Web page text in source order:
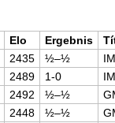
Elo Ergebnis
2435 ½–½
IM
2489 1-0
IM
2492 ½–½
2448 ½–½